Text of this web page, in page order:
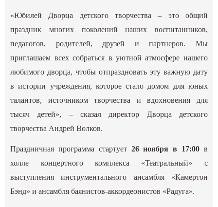
«Юбилей Дворца детского творчества – это общий
праздник многих поколений наших воспитанников,
педагогов, родителей, друзей и партнеров. Мы
приглашаем всех собраться в уютной атмосфере нашего
любимого дворца, чтобы отпраздновать эту важную дату
в истории учреждения, которое стало домом для юных
талантов, источником творчества и вдохновения для
тысяч детей», – сказал директор Дворца детского
творчества Андрей Волков.
Праздничная программа стартует 26 ноября в 17:00 в
холле концертного комплекса «Театральный» с
выступления инструментального ансамбля «Камертон
Бэнд» и ансамбля баянистов-аккордеонистов «Радуга».